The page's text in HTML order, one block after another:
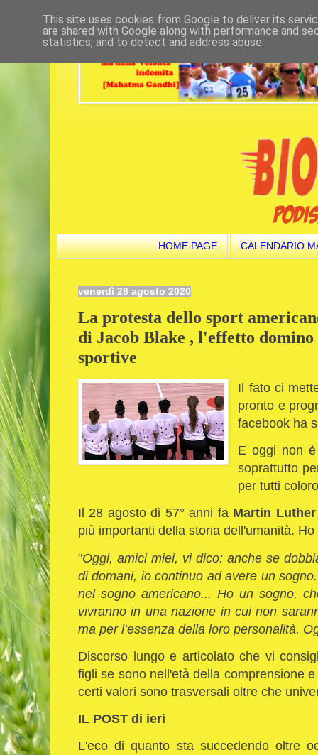
HOME PAGE CALENDARIO
venerdì 28 agosto 2020
La protesta dello sport
di Jacob Blake , l'effetto
sportive
Il fato ci
pronto e
facebook ha
E oggi non
soprattutto
per tutti
Il 28 agosto di 57° anni fa Martin
più importanti della storia dell'umanità.
"Oggi, amici miei, vi dico: anche se
di domani, io continuo ad avere un
nel sogno americano... Ho un sogno,
vivranno in una nazione in cui non
ma per l’essenza della loro personalità.
Discorso lungo e articolato che vi
figli se sono nell'età della comprensione
certi valori sono trasversali oltre che
IL POST di ieri
L'eco di quanto sta succedendo oltre
This site uses cookies from Google to deliver its
are shared with Google along with performance and
statistics, and to detect and address abuse.